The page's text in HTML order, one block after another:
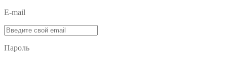
E-mail
Пароль